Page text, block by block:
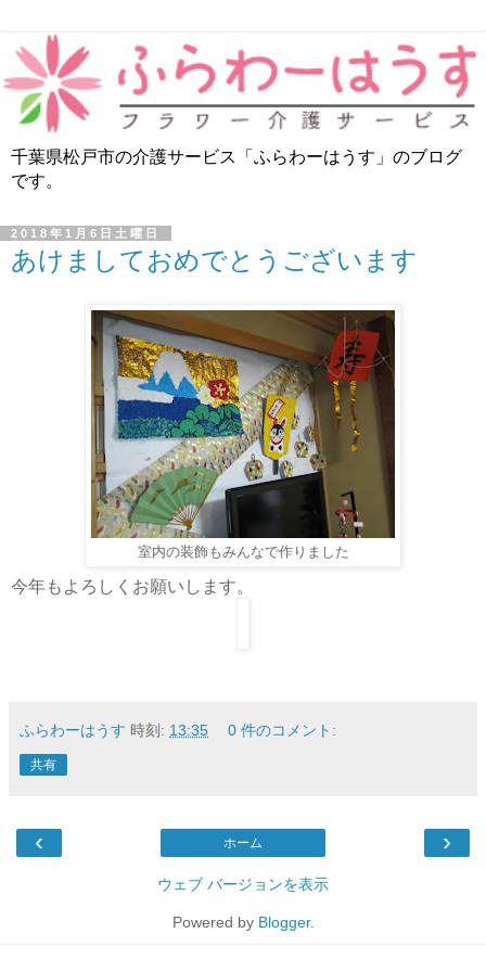
千葉県松戸市の介護サービス「ふらわーはうす」のブログ
です。
2018年1月6日土曜日
あけましておめでとうございます
室内の装飾もみんなで作りました
今年もよろしくお願いします。
ふらわーはうす 時刻: 13:35 0 件のコメント:
共有
‹ ›
ホーム
ウェブ バージョンを表示
Powered by Blogger.